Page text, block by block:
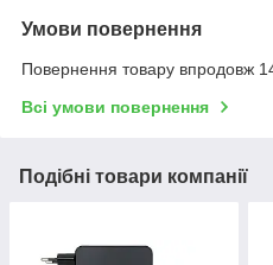
Умови повернення
Повернення товару впродовж
Всі умови повернення
Подібні товари компанії